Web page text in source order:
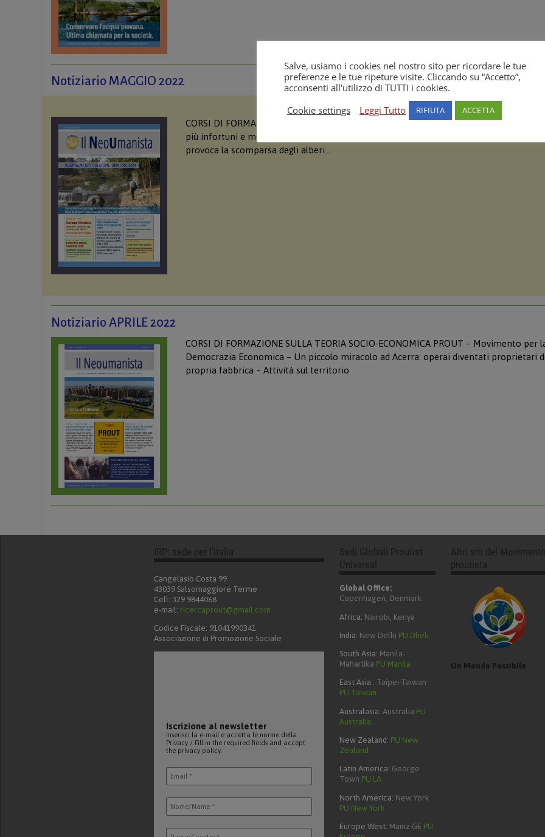
Notiziario MAGGIO 2022
CORSI DI FORMAZIONE SULLA TEORIA SOCIO-ECONOMICA PROUT – Governo
più infortuni e morti bianche sul lavoro!, La nostra verde scuola, Buone Notizie, Cosa
provoca la scomparsa degli alberi…
Notiziario APRILE 2022
CORSI DI FORMAZIONE SULLA TEORIA SOCIO-ECONOMICA PROUT – Movimento per
Democrazia Economica – Un piccolo miracolo ad Acerra: operai diventati proprietari
propria fabbrica – Attività sul territorio
Cangelasio Costa 99
43039 Salsomaggiore Terme
Cell: 329.9844068
e-mail: ricercaprout@gmail.com
Codice Fiscale: 91041990341
Associazione di Promozione Sociale
Iscrizione al newsletter
Inserisci la e-mail e accetta le norme della
Privacy / Fill in the required fields and accept
the privacy policy.
Global Office:
Copenhagen, Denmark
Africa: Nairobi, Kenya
India: New Delhi PU Dheli
South Asia: Manila-
Maharlika PU Manila
East Asia : Taipei-Taiwan
PU Taiwan
Australasia: Australia PU
Australia
New Zealand: PU New
Zealand
Latin America: George
Town PU LA
North America: New York
PU New York
Europe West: Mainz-GE PU
Un Mondo Possibile
Salve, usiamo i cookies nel nostro sito per ricordare le tue
preferenze e le tue ripeture visite. Cliccando su “Accetto”,
acconsenti all'utilizzo di TUTTI i cookies.
Cookie settings
Leggi Tutto RIFIUTA ACCETTA